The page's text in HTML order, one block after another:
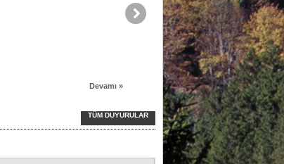
Devamı »
TÜM DUYURULAR